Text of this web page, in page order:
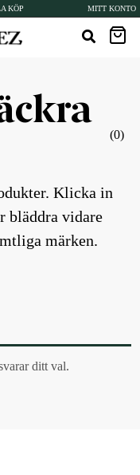
KÖP MITT KONTO
(0)
Klicka in
bläddra vidare
märken.
ditt val.